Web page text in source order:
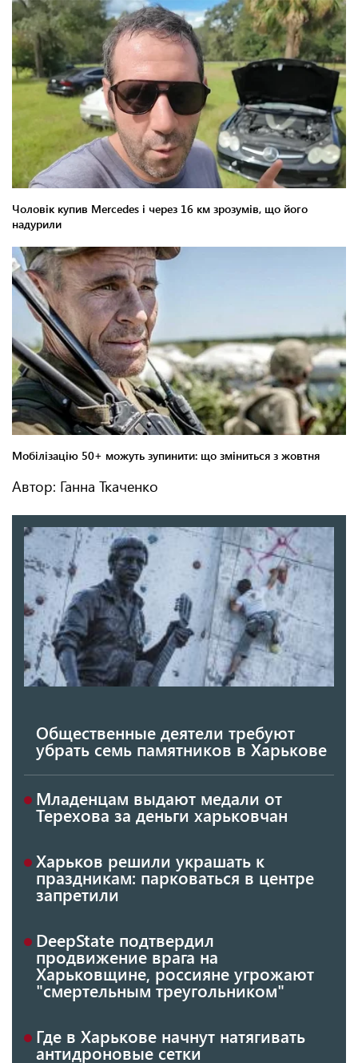
Автор: Ганна Ткаченко
Общественные деятели требуют
убрать семь памятников в Харькове
Младенцам выдают медали от
Терехова за деньги харьковчан
Харьков решили украшать к
праздникам: парковаться в центре
запретили
DeepState подтвердил
продвижение врага на
Харьковщине, россияне угрожают
"смертельным треугольником"
Где в Харькове начнут натягивать
антидроновые сетки